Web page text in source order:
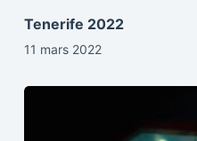
Tenerife 2022
11 mars 2022